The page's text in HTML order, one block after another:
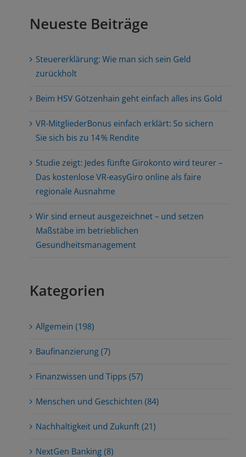
Neueste Beiträge
Steuererklärung: Wie man sich sein Geld
zurückholt
Beim HSV Götzenhain geht einfach alles ins Gold
VR-MitgliederBonus einfach erklärt: So sichern
Sie sich bis zu 14 % Rendite
Studie zeigt: Jedes fünfte Girokonto wird teurer –
Das kostenlose VR-easyGiro online als faire
regionale Ausnahme
Wir sind erneut ausgezeichnet – und setzen
Maßstäbe im betrieblichen
Gesundheitsmanagement
Kategorien
Allgemein (198)
Baufinanzierung (7)
Finanzwissen und Tipps (57)
Menschen und Geschichten (84)
Nachhaltigkeit und Zukunft (21)
NextGen Banking (8)